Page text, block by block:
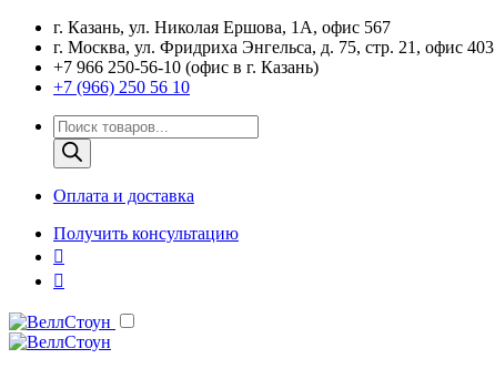
г. Казань, ул. Николая Ершова, 1А, офис 567
г. Москва, ул. Фридриха Энгельса, д. 75, стр. 21, офис 403
+7 966 250-56-10 (офис в г. Казань)
+7 (966) 250 56 10
Поиск
товаров
Оплата и доставка
Получить консультацию